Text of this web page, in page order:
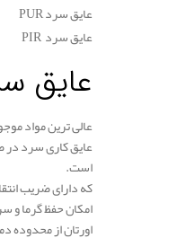
عایق سرد PUR
عایق سرد PIR
عایق
عالی ترین مواد
عایق کاری سرد در
است.
که دارای ضریب
امکان حفظ گرما و
اورتان از محدوده دمایی 130+ الی